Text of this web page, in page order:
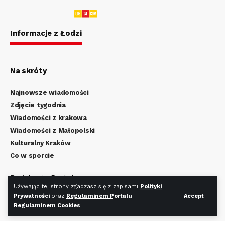
Używając tej strony zgadzasz się z zapisami Polityki
Prywatności oraz Regulaminem Portalu i
Regulaminem Cookies
Accept
Informacje z Łodzi
Na skróty
Najnowsze wiadomości
Zdjęcie tygodnia
Wiadomości z krakowa
Wiadomości z Małopolski
Kulturalny Kraków
Co w sporcie
Regulamin Portalu
Polityka Prywatności
Regulamin Cookies